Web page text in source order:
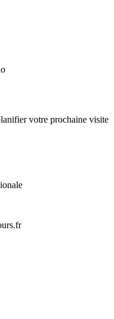
votre prochaine visite